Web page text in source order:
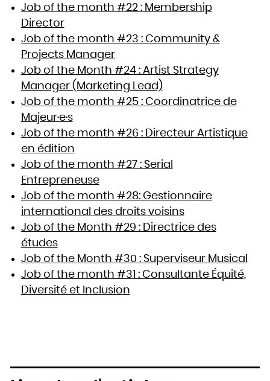
Job of the month #22 : Membership
Director
Job of the month #23 : Community &
Projects Manager
Job of the Month #24 : Artist Strategy
Manager (Marketing Lead)
Job of the month #25 : Coordinatrice de
Majeur·e·s
Job of the month #26 : Directeur Artistique
en édition
Job of the month #27 : Serial
Entrepreneuse
Job of the month #28: Gestionnaire
international des droits voisins
Job of the Month #29 : Directrice des
études
Job of the Month #30 : Superviseur Musical
Job of the month #31 : Consultante Équité,
Diversité et Inclusion